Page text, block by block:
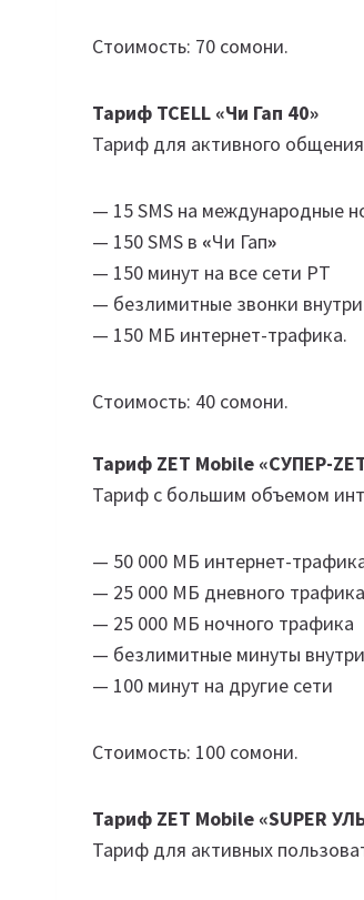
Стоимость: 70 сомони.
Тариф TCELL «Чи Гап 40»
Тариф для активного
— 15 SMS на международные
— 150 SMS в «Чи Гап»
— 150 минут на все сети РТ
— безлимитные звонки
— 150 МБ интернет-трафика.
Стоимость: 40 сомони.
Тариф ZET Mobile «СУПЕР-
Тариф с большим объемом
— 50 000 МБ интернет-
— 25 000 МБ дневного трафика
— 25 000 МБ ночного трафика
— безлимитные минуты
— 100 минут на другие сети
Стоимость: 100 сомони.
Тариф ZET Mobile «SUPER
Тариф для активных